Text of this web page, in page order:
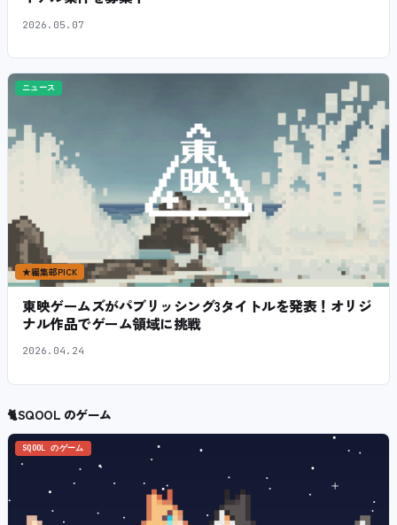
2026.05.07
ニュース
★編集部PICK
東映ゲームズがパブリッシング3タイトルを発表！オリジ
ナル作品でゲーム領域に挑戦
2026.04.24
🐈SQOOL のゲーム
SQOOL のゲーム